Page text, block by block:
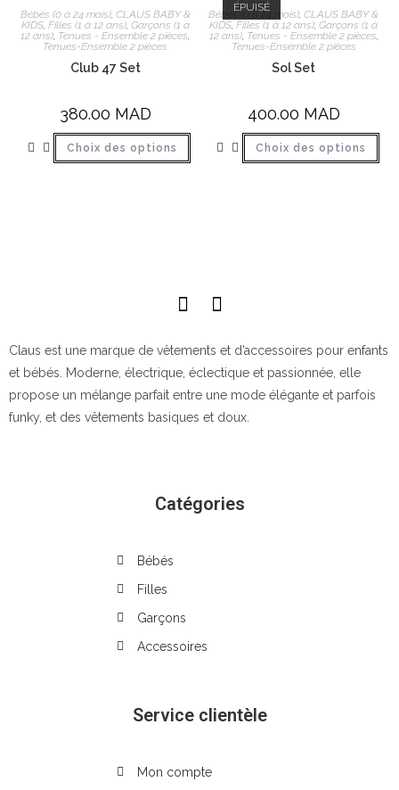
Bébés (0 à 24 mois), CLAUS BABY &
KIDS, Filles (1 à 12 ans), Garçons (1 à
12 ans), Tenues - Ensemble 2 pièces,
Tenues-Ensemble 2 pièces
Club 47 Set
380.00 MAD
Choix des options
ÉPUISÉ
Bébés (0 à 24 mois),CLAUS BABY &
KIDS,Filles (1 à 12 ans),Garçons (1 à
12 ans), Tenues - Ensemble 2 pièces,
Tenues-Ensemble 2 pièces
Sol Set
400.00 MAD
Choix des options
Claus est une marque de vêtements et d’accessoires pour enfants
et bébés. Moderne, électrique, éclectique et passionnée, elle
propose un mélange parfait entre une mode élégante et parfois
funky, et des vêtements basiques et doux.
Catégories
Bébés
Filles
Garçons
Accessoires
Service clientèle
Mon compte